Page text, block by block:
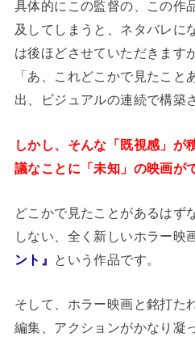
具体的にこの監督の、この
及してしまうと、ネタバレに
は後ほどさせていただきます
「あ、これどこかで見たこ
出、ビジュアルの連続で構築
しかし、そんな「既視感」が
議なことに「未知」の映画が
どこかで見たことがあるはず
しない、全く新しいホラー映
ント』
という作品です。
そして、ホラー映画と銘打た
編集、アクションがかなり凝